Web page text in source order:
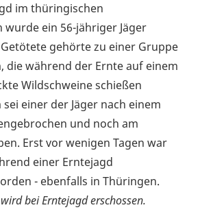
im thüringischen
ein 56-jähriger Jäger
gehörte zu einer Gruppe
die während der Ernte auf einem
Wildschweine schießen
einer der Jäger nach einem
und noch am
Erst vor wenigen Tagen war
einer Erntejagd
- ebenfalls in Thüringen.
bei Erntejagd erschossen.